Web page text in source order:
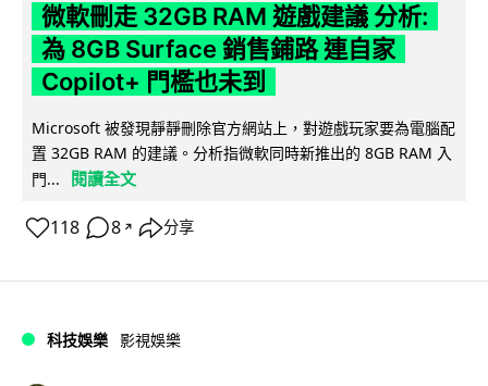
微軟刪走 32GB RAM 遊戲建議 分析:
為 8GB Surface 銷售鋪路 連自家
Copilot+ 門檻也未到
Microsoft 被發現靜靜刪除官方網站上，對遊戲玩家要為電腦配
置 32GB RAM 的建議。分析指微軟同時新推出的 8GB RAM 入
門...
閱讀全文
118 8 ↗ 分享
科技娛樂 影視娛樂